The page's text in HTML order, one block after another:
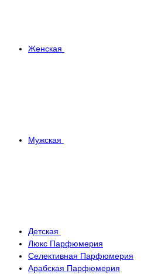
Женская
Мужская
Детская
Люкс Парфюмерия
Селективная Парфюмерия
Арабская Парфюмерия